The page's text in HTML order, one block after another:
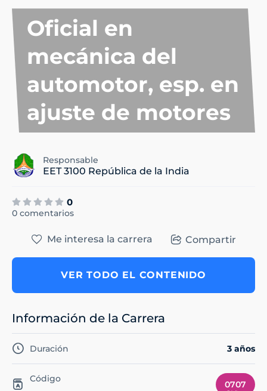
Oficial en
mecánica del
automotor, esp. en
ajuste de motores
Responsable
EET 3100 República de la India
0
0 comentarios
Me interesa la carrera Compartir
VER TODO EL CONTENIDO
Información de la Carrera
Duración 3 años
Código
0707